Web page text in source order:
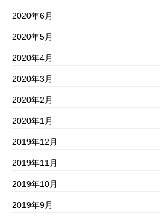
2020年6月
2020年5月
2020年4月
2020年3月
2020年2月
2020年1月
2019年12月
2019年11月
2019年10月
2019年9月